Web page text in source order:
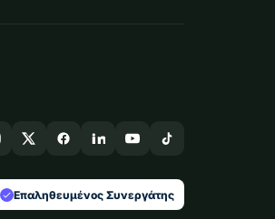
check Επαληθευμένος Συνεργάτης